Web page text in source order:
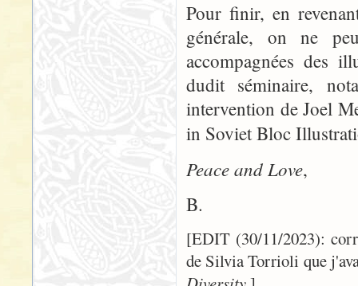
Pour finir, en
générale, on ne
accompagnées des
dudit séminaire,
intervention de Joel
in Soviet Bloc
Peace and Love,
B.
[EDIT (30/11/2023):
de Silvia Torrioli que